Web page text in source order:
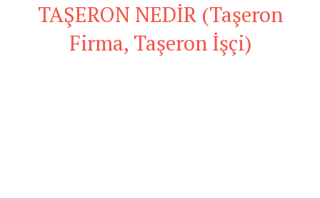
TAŞERON NEDİR (Taşeron
Firma, Taşeron İşçi)